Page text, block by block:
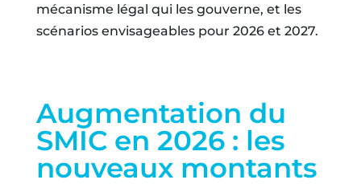
mécanisme légal qui les gouverne, et les
scénarios envisageables pour 2026 et 2027.
Augmentation du
SMIC en 2026 : les
nouveaux montants